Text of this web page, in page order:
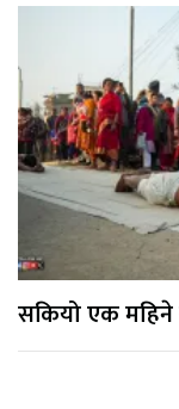
सकियो एक महिने